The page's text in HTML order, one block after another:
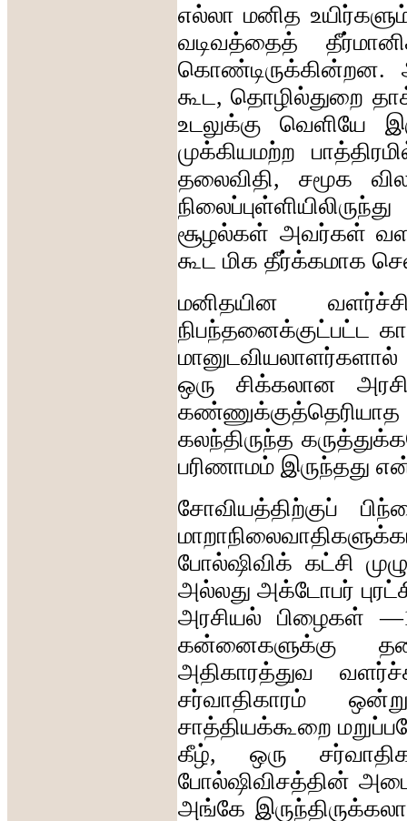
எல்லா மனித
வடிவத்தைத்
கொண்டிருக்கின்றன.
கூட,தொழில்துறை
உடலுக்கு
வெளியே
முக்கியமற்ற
தலைவிதி, சமூக
நிலைப்புள்ளியிலிருந்து
சூழல்கள் அவர்கள்
கூட மிக தீர்க்கமாக
மனிதயின
நிபந்தனைக்குட்பட்ட
மானுடவியலாளர்களால்
ஒரு
சிக்கலான
கண்ணுக்குத்தெரியாத
கலந்திருந்த
பரிணாமம் இருந்தது
சோவியத்திற்குப்
போல்ஷிவிக் கட்சி
அல்லது அக்டோபர்
அரசியல்
பிழைகள்
கன்னைகளுக்கு
அதிகாரத்துவ
சர்வாதிகாரம்
சாத்தியக்கூறை
கீழ், ஒரு
போல்ஷிவிசத்தின்
அங்கே